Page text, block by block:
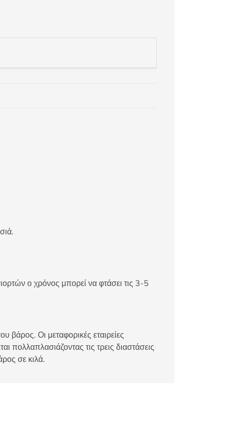
ο χρόνος μπορεί να φτάσει τις 3-5
βάρος. Οι μεταφορικές εταιρείες
τις τρεις διαστάσεις
σε κιλά.